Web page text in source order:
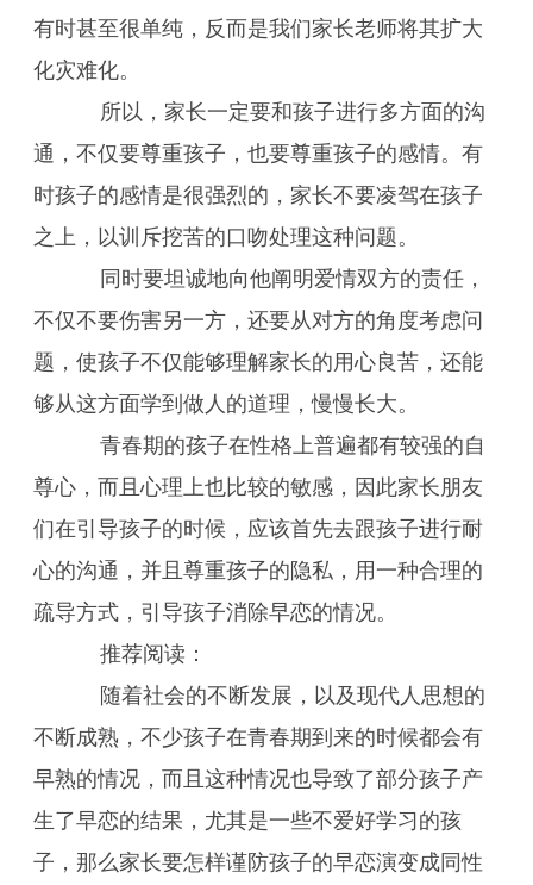
有时甚至很单纯，反而是我们家长老师将其扩大
化灾难化。
所以，家长一定要和孩子进行多方面的沟
通，不仅要尊重孩子，也要尊重孩子的感情。有
时孩子的感情是很强烈的，家长不要凌驾在孩子
之上，以训斥挖苦的口吻处理这种问题。
同时要坦诚地向他阐明爱情双方的责任，
不仅不要伤害另一方，还要从对方的角度考虑问
题，使孩子不仅能够理解家长的用心良苦，还能
够从这方面学到做人的道理，慢慢长大。
青春期的孩子在性格上普遍都有较强的自
尊心，而且心理上也比较的敏感，因此家长朋友
们在引导孩子的时候，应该首先去跟孩子进行耐
心的沟通，并且尊重孩子的隐私，用一种合理的
疏导方式，引导孩子消除早恋的情况。
推荐阅读：
随着社会的不断发展，以及现代人思想的
不断成熟，不少孩子在青春期到来的时候都会有
早熟的情况，而且这种情况也导致了部分孩子产
生了早恋的结果，尤其是一些不爱好学习的孩
子，那么家长要怎样谨防孩子的早恋演变成同性